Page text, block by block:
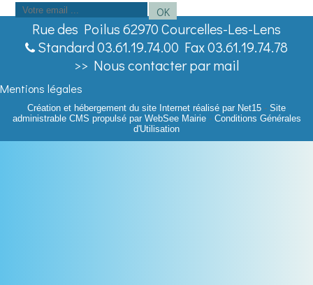
votre
adresse
email
(obligatoire)
OK
Rue des Poilus 62970 Courcelles-Les-Lens
Standard 03.61.19.74.00 Fax 03.61.19.74.78
>> Nous contacter par mail
Mentions légales
Création et hébergement du site Internet réalisé par Net15 - Site
administrable CMS propulsé par WebSee Mairie- Conditions Générales
d'Utilisation